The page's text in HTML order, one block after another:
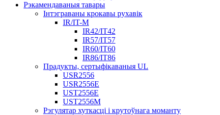
Рэкамендаваныя тавары
Інтэграваны крокавы рухавік
IR/IT-M
IR42/IT42
IR57/IT57
IR60/IT60
IR86/IT86
Прадукты, сертыфікаваныя UL
USR2556
USR2556E
UST2556E
UST2556M
Рэгулятар хуткасці і крутоўнага моманту